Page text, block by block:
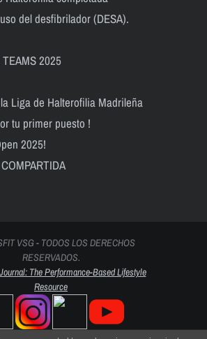
del desfibrilador (DESA).
2025
Liga de Halterofilia Madrileña
tu primer puesto !
2025!
VSG - TODOS LOS DERECHOS
RESERVADOS.